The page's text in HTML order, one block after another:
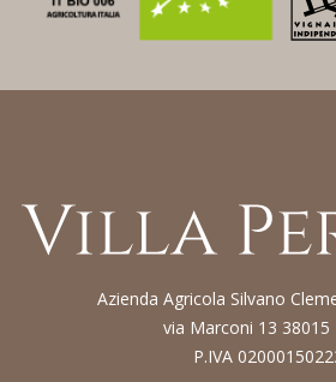
Azienda Agricola Silvano
via Marconi 13 38015
P.IVA